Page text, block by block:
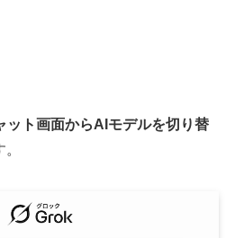
ット画面からAIモデルを切り替